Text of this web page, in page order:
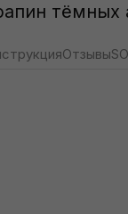
тёмных
Отзывы